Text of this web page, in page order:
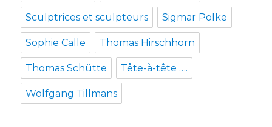
Sculptrices et sculpteurs Sigmar Polke
Sophie Calle Thomas Hirschhorn
Thomas Schütte Tête-à-tête ….
Wolfgang Tillmans